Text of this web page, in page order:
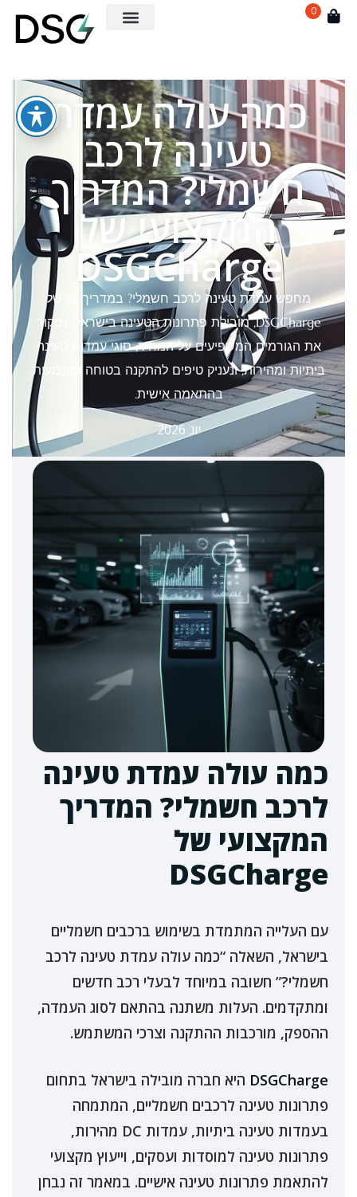
0
כמה עולה עמדת
טעינה לרכב
חשמלי? המדריך
המקצועי של
DSGCharge
מחפש עמדת טעינה לרכב חשמלי? במדריך זה של
DSGCharge, מובילת פתרונות הטעינה בישראל, נסקור
את הגורמים המשפיעים על המחיר, סוגי עמדות טעינה
ביתיות ומהירות, ונעניק טיפים להתקנה בטוחה ומקצועית
בהתאמה אישית.
יונ 2026
כמה עולה עמדת טעינה
לרכב חשמלי? המדריך
המקצועי של
DSGCharge
עם העלייה המתמדת בשימוש ברכבים חשמליים
בישראל, השאלה “כמה עולה עמדת טעינה לרכב
חשמלי?” חשובה במיוחד לבעלי רכב חדשים
ומתקדמים. העלות משתנה בהתאם לסוג העמדה,
ההספק, מורכבות ההתקנה וצרכי המשתמש.
DSGCharge היא חברה מובילה בישראל בתחום
פתרונות טעינה לרכבים חשמליים, המתמחה
בעמדות טעינה ביתיות, עמדות DC מהירות,
פתרונות טעינה למוסדות ועסקים, וייעוץ מקצועי
להתאמת פתרונות טעינה אישיים. במאמר זה נבחן